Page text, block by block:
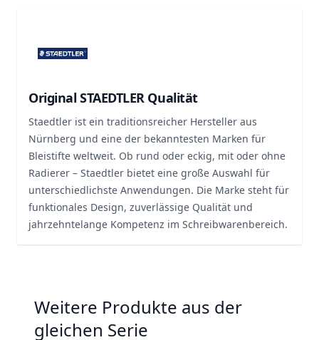
Original STAEDTLER Qualität
Staedtler ist ein traditionsreicher Hersteller aus
Nürnberg und eine der bekanntesten Marken für
Bleistifte weltweit. Ob rund oder eckig, mit oder ohne
Radierer – Staedtler bietet eine große Auswahl für
unterschiedlichste Anwendungen. Die Marke steht für
funktionales Design, zuverlässige Qualität und
jahrzehntelange Kompetenz im Schreibwarenbereich.
Weitere Produkte aus der
gleichen Serie